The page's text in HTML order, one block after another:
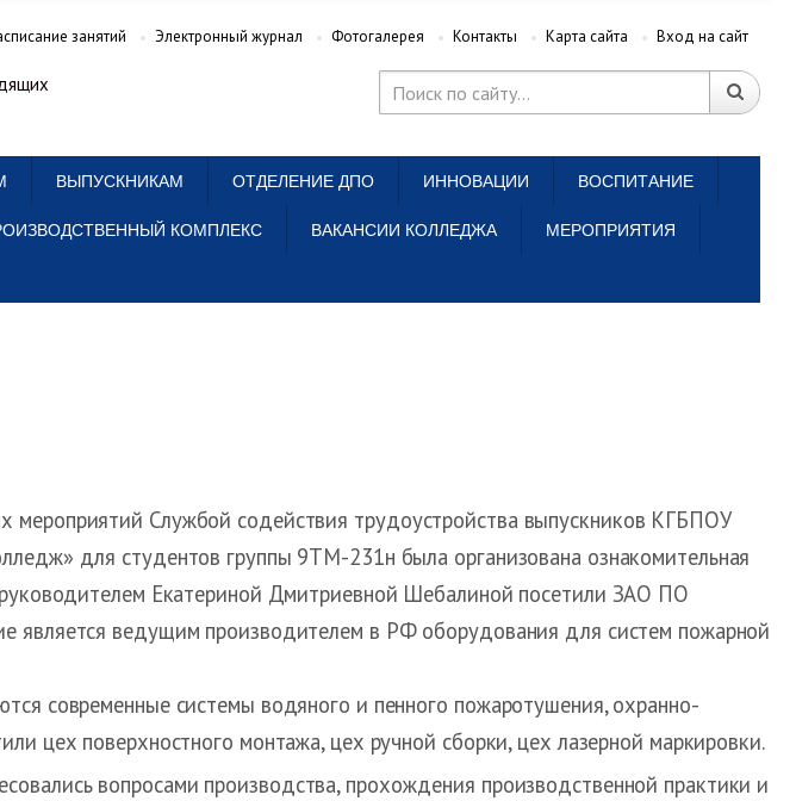
занятий Электронный журнал Фотогалерея Контакты Карта сайта Вход на сайт
ВЫПУСКНИКАМ ОТДЕЛЕНИЕ ДПО ИННОВАЦИИ ВОСПИТАНИЕ
КОМПЛЕКС ВАКАНСИИ КОЛЛЕДЖА МЕРОПРИЯТИЯ
мероприятий Службой содействия трудоустройства выпускников КГБПОУ
для студентов группы 9ТМ-231н была организована ознакомительная
руководителем Екатериной Дмитриевной Шебалиной посетили ЗАО ПО
является ведущим производителем в РФ оборудования для систем пожарной
современные системы водяного и пенного пожаротушения, охранно-
цех поверхностного монтажа, цех ручной сборки, цех лазерной маркировки.
вопросами производства, прохождения производственной практики и